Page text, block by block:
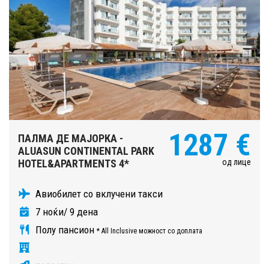
ПАЛМА ДЕ МАЈОРКА -
ALUASUN CONTINENTAL PARK
HOTEL&APARTMENTS 4*
1287 €
од лице
Авиобилет со вклучени такси
7 ноќи/ 9 дена
Полу пансион * All Inclusive можност со доплата